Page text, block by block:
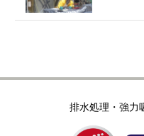
排水処理・強力